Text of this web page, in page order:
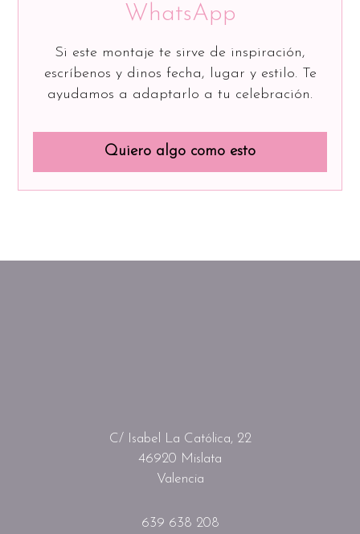
WhatsApp
Si este montaje te sirve de inspiración,
escríbenos y dinos fecha, lugar y estilo. Te
ayudamos a adaptarlo a tu celebración.
Quiero algo como esto
C/ Isabel La Católica, 22
46920 Mislata
Valencia
639 638 208